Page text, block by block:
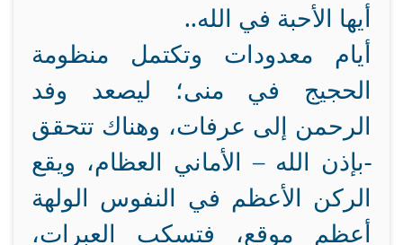
أيها الأحبة في الله..
أيام معدودات وتكتمل منظومة
الحجيج في منى؛ ليصعد وفد
الرحمن إلى عرفات، وهناك تتحقق
-بإذن الله – الأماني العظام، ويقع
الركن الأعظم في النفوس الولهة
أعظم موقع، فتسكب العبرات،